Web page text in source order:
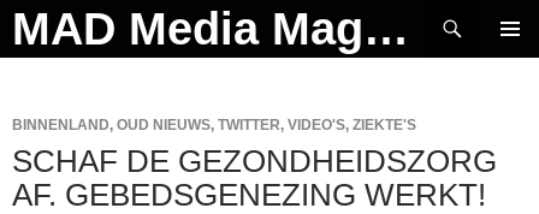
Ga
naar
MAD Media Magazine
Zoeken
BINNENLAND, OUD NIEUWS, TWITTER, VIDEO'S, ZIEKTE'S
SCHAF DE GEZONDHEIDSZORG
AF. GEBEDSGENEZING WERKT!